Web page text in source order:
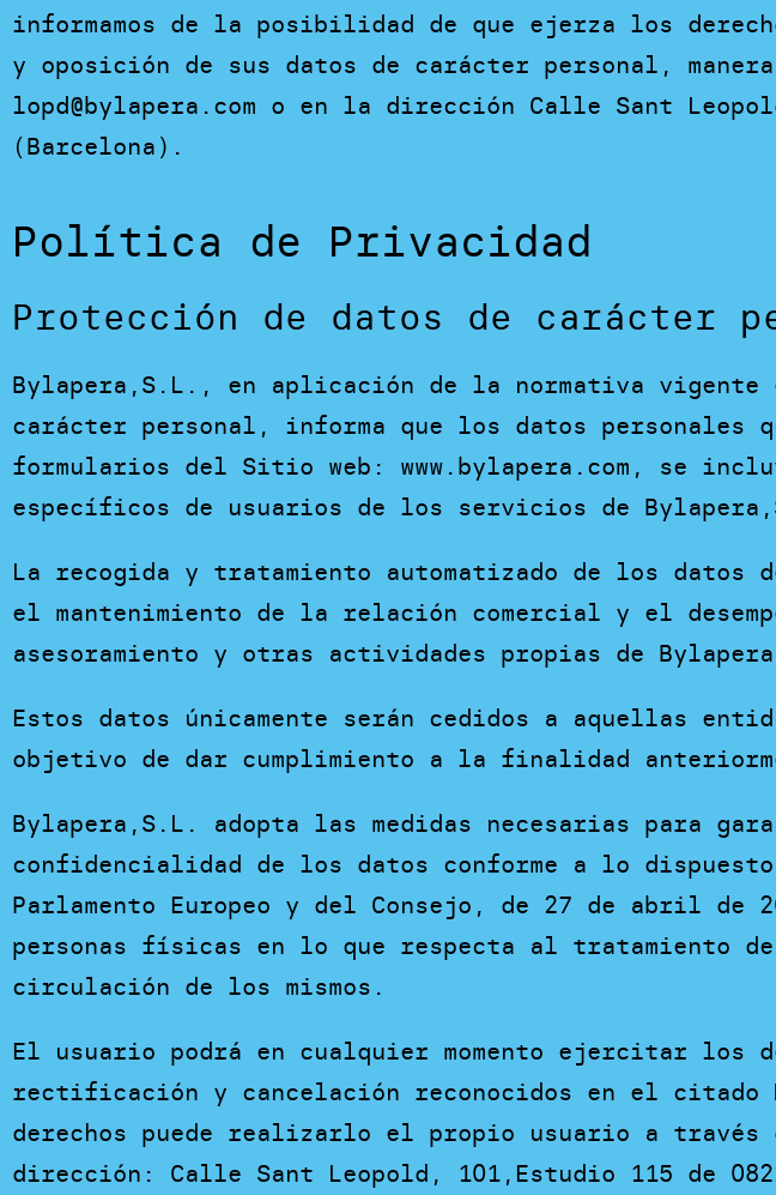
informamos de la posibilidad de que ejerza los
y oposición de sus datos de carácter personal,
lopd@bylapera.com o en la dirección Calle Sant
(Barcelona).
Política de Privacidad
Protección de datos de carácter
Bylapera,S.L., en aplicación de la normativa vigente
carácter personal, informa que los datos personales
formularios del Sitio web: www.bylapera.com, se
específicos de usuarios de los servicios de
La recogida y tratamiento automatizado de los datos
el mantenimiento de la relación comercial y el
asesoramiento y otras actividades propias de
Estos datos únicamente serán cedidos a aquellas
objetivo de dar cumplimiento a la finalidad
Bylapera,S.L. adopta las medidas necesarias para
confidencialidad de los datos conforme a lo dispuesto
Parlamento Europeo y del Consejo, de 27 de abril
personas físicas en lo que respecta al tratamiento
circulación de los mismos.
El usuario podrá en cualquier momento ejercitar los
rectificación y cancelación reconocidos en el citado
derechos puede realizarlo el propio usuario a través
dirección: Calle Sant Leopold, 101,Estudio 115 de